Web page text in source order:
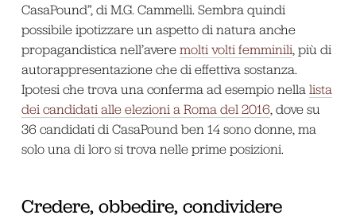
CasaPound”, di M.G. Cammelli. Sembra quindi
possibile ipotizzare un aspetto di natura anche
propagandistica nell’avere molti volti femminili, più di
autorappresentazione che di effettiva sostanza.
Ipotesi che trova una conferma ad esempio nella lista
dei candidati alle elezioni a Roma del 2016, dove su
36 candidati di CasaPound ben 14 sono donne, ma
solo una di loro si trova nelle prime posizioni.
Credere, obbedire, condividere